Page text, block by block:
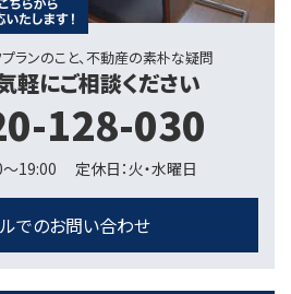
プランのこと、不動産の素朴な疑問
軽にご相談ください
128-030
〜19:00 定休日：火・水曜日
でのお問い合わせ